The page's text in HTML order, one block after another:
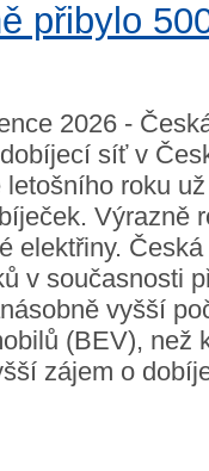
přibylo
2026 -
síť v
letošního roku
Výrazně
elektřiny.
v současnosti
vyšší
(BEV), než
zájem o